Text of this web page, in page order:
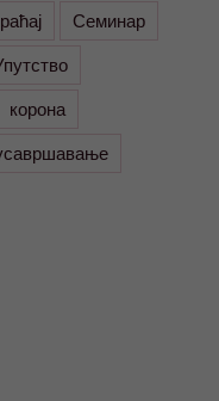
Семинар
корона